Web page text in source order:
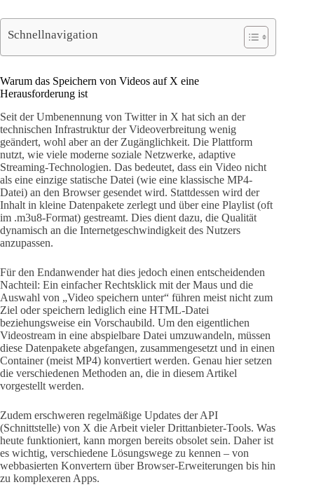
Schnellnavigation
Warum das Speichern von Videos auf X eine
Herausforderung ist
Seit der Umbenennung von Twitter in X hat sich an der
technischen Infrastruktur der Videoverbreitung wenig
geändert, wohl aber an der Zugänglichkeit. Die Plattform
nutzt, wie viele moderne soziale Netzwerke, adaptive
Streaming-Technologien. Das bedeutet, dass ein Video nicht
als eine einzige statische Datei (wie eine klassische MP4-
Datei) an den Browser gesendet wird. Stattdessen wird der
Inhalt in kleine Datenpakete zerlegt und über eine Playlist (oft
im .m3u8-Format) gestreamt. Dies dient dazu, die Qualität
dynamisch an die Internetgeschwindigkeit des Nutzers
anzupassen.
Für den Endanwender hat dies jedoch einen entscheidenden
Nachteil: Ein einfacher Rechtsklick mit der Maus und die
Auswahl von „Video speichern unter“ führen meist nicht zum
Ziel oder speichern lediglich eine HTML-Datei
beziehungsweise ein Vorschaubild. Um den eigentlichen
Videostream in eine abspielbare Datei umzuwandeln, müssen
diese Datenpakete abgefangen, zusammengesetzt und in einen
Container (meist MP4) konvertiert werden. Genau hier setzen
die verschiedenen Methoden an, die in diesem Artikel
vorgestellt werden.
Zudem erschweren regelmäßige Updates der API
(Schnittstelle) von X die Arbeit vieler Drittanbieter-Tools. Was
heute funktioniert, kann morgen bereits obsolet sein. Daher ist
es wichtig, verschiedene Lösungswege zu kennen – von
webbasierten Konvertern über Browser-Erweiterungen bis hin
zu komplexeren Apps.